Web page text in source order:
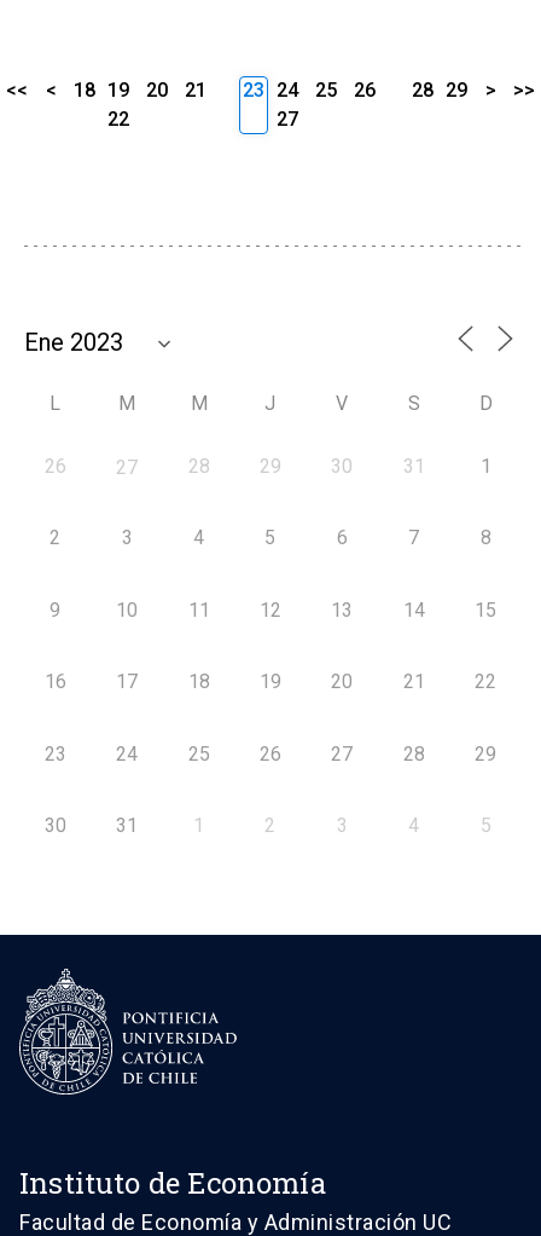
<< < 18 19 20
21
22
23 24 25
26
27
28 29 > >>
L M M J V S D
26 27 28 29 30 31 1
2 3 4 5 6 7 8
9 10 11 12 13 14 15
16 17 18 19 20 21 22
23 24 25 26 27 28 29
30 31 1 2 3 4 5
Instituto de Economía
Facultad de Economía y Administración UC